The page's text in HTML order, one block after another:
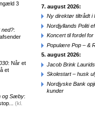
3
ned?:
: Når et
et
og Sæby:
(kl.
7. august 2026:
Ny direktør tiltrådt i
Nordjyllands Politi
Koncert til fordel
Populære Pop – &
5. august 2026:
Jacob Brink
Skolestart – husk
Nordjyske Bank
kunder